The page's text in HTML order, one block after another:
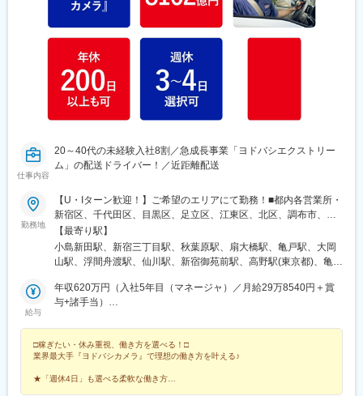
仕事内容
20～40代の未経験入社8割／急成長事業「ヨドバシエクストリー
ム」の配送ドライバー！／近距離配送
勤務地
【U・Iターン歓迎！】ご希望のエリアにて勤務！■都内各営業所・
新宿区、千代田区、目黒区、足立区、江東区、北区、調布市、武
蔵野市などの各営業所での勤務※その他都内各所に拠点あり■神奈
川拠点・神奈川県川崎市川崎区殿町3-25-1JR線「川崎駅」より無
料送迎バスあり※1時間に2本程度運行しています（乗車時間は30
ない時は、物流センターにて商品管理などの倉庫内業務を担当。※
詳細は面接時にお伝えします。■受動喫煙対策／営業所内禁煙
【最寄り駅】
小島新田駅、新宿三丁目駅、秋葉原駅、扇大橋駅、亀戸駅、大岡
山駅、浮間舟渡駅、仙川駅、新宿御苑前駅、高野駅(東京都)、亀戸
給与
年収620万円（入社5年目（マネージャ）／月給29万8540円＋賞
与+諸手当）
□稼ぎたい・休み重視、働き方を選べる！□
業界最大手『ヨドバシカメラ』で理想の働き方を叶える♪
★「週休4日」も選べる柔軟な働き方